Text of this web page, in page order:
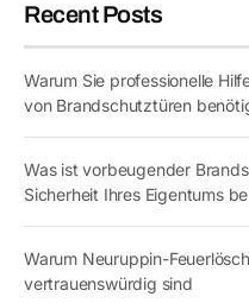
Recent Posts
Warum Sie professionelle
von Brandschutztüren
Was ist vorbeugender
Sicherheit Ihres Eigentums
Warum Neuruppin-
vertrauenswürdig sind